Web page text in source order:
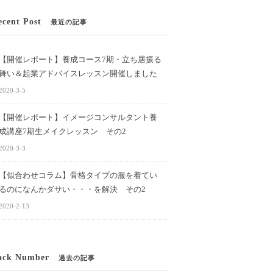
Post 最近の記事
開催レポート】養成コース7期・立ち居振る
い＆起業アドバイスレッスン開催しました
3-5
開催レポート】イメージコンサルタント養
講座7期生メイクレッスン その2
3-3
似合わせコラム】骨格タイプの服を着てい
のになんかダサい・・・を解決 その2
2-13
Number 過去の記事